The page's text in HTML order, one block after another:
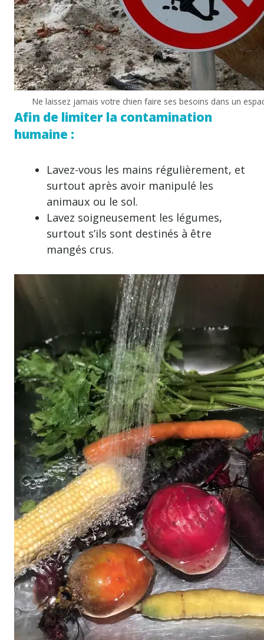
Ne laissez jamais votre chien faire ses besoins dans un
Afin de limiter la contamination
humaine :
Lavez-vous les mains régulièrement, et
surtout après avoir manipulé les
animaux ou le sol.
Lavez soigneusement les légumes,
surtout s’ils sont destinés à être
mangés crus.